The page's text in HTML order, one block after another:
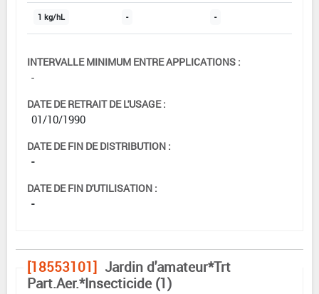
1 kg/hL - -
INTERVALLE MINIMUM ENTRE APPLICATIONS :
-
DATE DE RETRAIT DE L'USAGE :
01/10/1990
DATE DE FIN DE DISTRIBUTION :
-
DATE DE FIN D'UTILISATION :
-
[18553101] Jardin d'amateur*Trt
Part.Aer.*Insecticide (1)